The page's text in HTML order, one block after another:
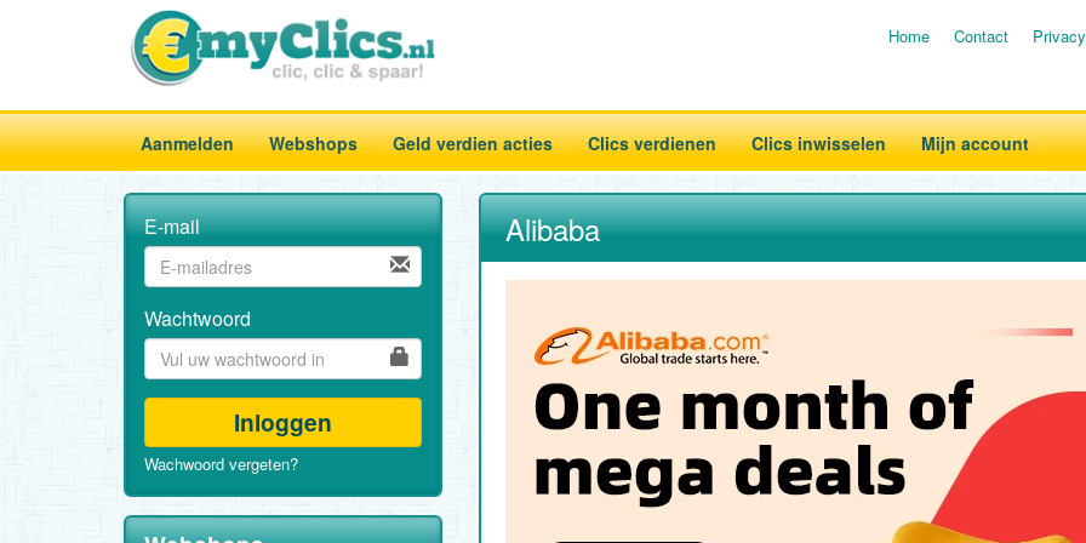
Home Contact Privacy
Aanmelden Webshops Geld verdien acties Clics verdienen Clics inwisselen Mijn account
Alibaba
E-mail
Wachtwoord
Inloggen
Wachwoord vergeten?